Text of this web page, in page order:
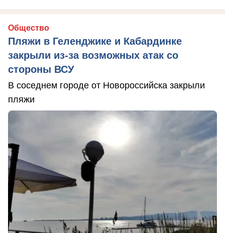
Общество
Пляжи в Геленджике и Кабардинке
закрыли из-за возможных атак со
стороны ВСУ
В соседнем городе от Новороссийска закрыли
пляжи